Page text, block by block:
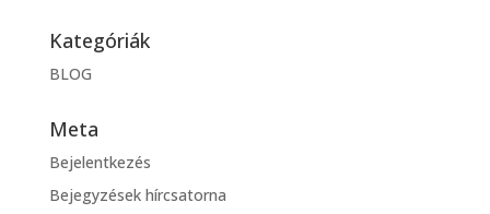
Kategóriák
BLOG
Meta
Bejelentkezés
Bejegyzések hírcsatorna